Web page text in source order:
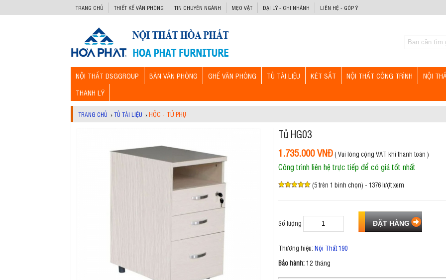
TRANG CHỦ THIẾT KẾ VĂN PHÒNG TIN CHUYÊN NGÀNH MẸO VẶT ĐẠI LÝ - CHI NHÁNH LIÊN HỆ - GÓP Ý
NỘI THẤT DSGGROUP BÀN VĂN PHÒNG GHẾ VĂN PHÒNG TỦ TÀI LIỆU KÉT SẮT NỘI THẤT CÔNG TRÌNH
NỘI
THANH LÝ
TRANG CHỦ ›TỦ TÀI LIỆU ›HỘC - TỦ PHỤ
Tủ HG03
1.735.000 VNĐ( Vui lòng cộng VAT khi thanh toán )
Công trình liên hệ trực tiếp để có giá tốt nhất
(5 trên 1 bình chọn) - 1376 lượt xem
Số lượng
Thương hiệu: Nội Thất 190
Bảo hành:12 tháng